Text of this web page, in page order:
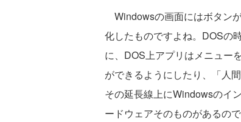
Windowsの画面にはボタン
化したものですよね。DOSの
に、DOS上アプリはメニュー
ができるようにしたり、「人
その延長線上にWindowsのイ
ードウェアそのものがあるので